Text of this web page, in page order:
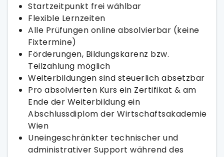
Startzeitpunkt frei wählbar
Flexible Lernzeiten
Alle Prüfungen online absolvierbar (keine
Fixtermine)
Förderungen, Bildungskarenz bzw.
Teilzahlung möglich
Weiterbildungen sind steuerlich absetzbar
Pro absolvierten Kurs ein Zertifikat & am
Ende der Weiterbildung ein
Abschlussdiplom der Wirtschaftsakademie
Wien
Uneingeschränkter technischer und
administrativer Support während des